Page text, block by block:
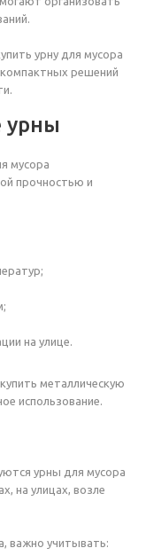
урну для мусора
решений
урны
мусора
прочностью и
на улице.
металлическую
использование.
урны для мусора
на улицах, возле
важно учитывать: